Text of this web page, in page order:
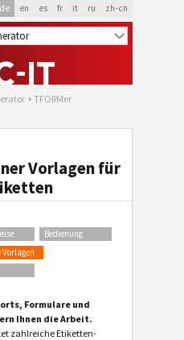
de en es fr it ru zh-cn
TFORMer
Vorlagen für
Bedienung
Vorlagen
Formulare und
Ihnen die Arbeit.
zahlreiche Etiketten-